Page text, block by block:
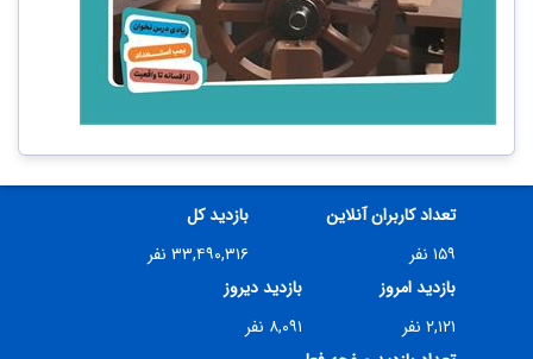
تعداد کاربران آنلاین
۱۵۹ نفر
بازدید کل
۳۳,۴۹۰,۳۱۶ نفر
بازدید امروز
۲,۱۲۱ نفر
بازدید دیروز
۸,۰۹۱ نفر